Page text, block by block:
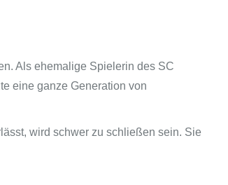
Als ehemalige Spielerin des SC
eine ganze Generation von
wird schwer zu schließen sein. Sie